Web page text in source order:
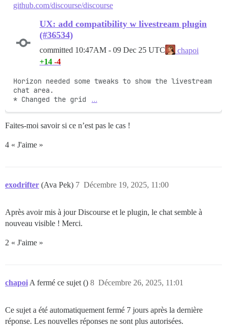
github.com/discourse/discourse
UX: add compatibility w livestream plugin
(#36534)
committed 10:47AM - 09 Dec 25 UTC
chapoi
+14 -4
Horizon needed some tweaks to show the livestream
chat area.
* Changed the grid
…
Faites-moi savoir si ce n’est pas le cas !
4 « J'aime »
exodrifter (Ava Pek) Décembre 19, 2025, 11:00
7
Après avoir mis à jour Discourse et le plugin, le chat semble à
nouveau visible ! Merci.
2 « J'aime »
chapoi A fermé ce sujet () Décembre 26, 2025, 11:01
8
Ce sujet a été automatiquement fermé 7 jours après la dernière
réponse. Les nouvelles réponses ne sont plus autorisées.